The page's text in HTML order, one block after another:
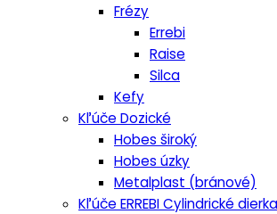
Frézy
Errebi
Raise
Silca
Kefy
Kľúče Dozické
Hobes široký
Hobes úzky
Metalplast (bránové)
Kľúče ERREBI Cylindrické